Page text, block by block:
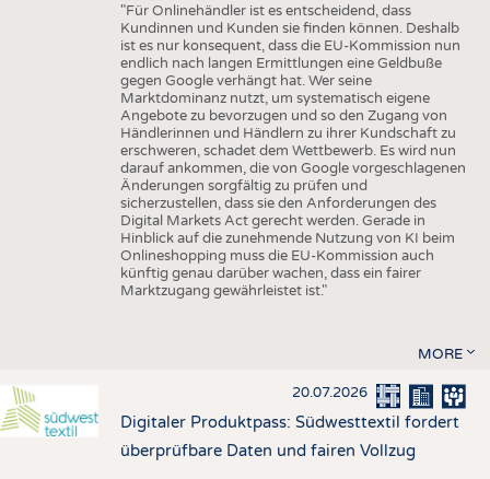
"Für Onlinehändler ist es entscheidend, dass
Kundinnen und Kunden sie finden können. Deshalb
ist es nur konsequent, dass die EU-Kommission nun
endlich nach langen Ermittlungen eine Geldbuße
gegen Google verhängt hat. Wer seine
Marktdominanz nutzt, um systematisch eigene
Angebote zu bevorzugen und so den Zugang von
Händlerinnen und Händlern zu ihrer Kundschaft zu
erschweren, schadet dem Wettbewerb. Es wird nun
darauf ankommen, die von Google vorgeschlagenen
Änderungen sorgfältig zu prüfen und
sicherzustellen, dass sie den Anforderungen des
Digital Markets Act gerecht werden. Gerade in
Hinblick auf die zunehmende Nutzung von KI beim
Onlineshopping muss die EU-Kommission auch
künftig genau darüber wachen, dass ein fairer
Marktzugang gewährleistet ist."
MORE
20.07.2026
Digitaler Produktpass: Südwesttextil fordert
überprüfbare Daten und fairen Vollzug